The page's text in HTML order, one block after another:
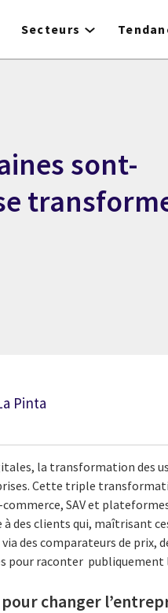
Secteurs
sont-
Pinta
la transformation des
Cette triple
SAV et
à des clients qui, maîtrisant
des comparateurs de prix,
pour raconter publiquement
changer